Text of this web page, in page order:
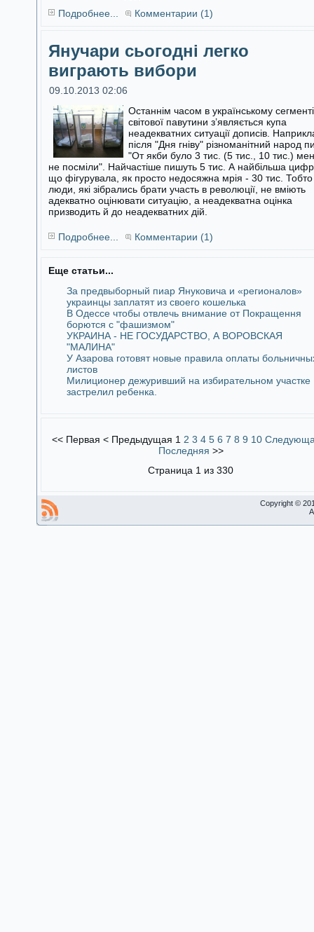
Подробнее...
Комментарии (1)
Янучари сьогодні легко
виграють вибори
09.10.2013 02:06
Останнім часом в українському сегменті
світової павутини з’являється купа
неадекватних ситуації дописів.
після "Дня гніву" різноманітний народ
"От якби було 3 тис. (5 тис., 10 тис.)
не посміли". Найчастіше пишуть 5 тис. А найбільша
що фігурувала, як просто недосяжна мрія - 30 тис. Тобто
люди, які зібрались брати участь в революції, не вміють
адекватно оцінювати ситуацію, а неадекватна оцінка
призводить й до неадекватних дій.
Подробнее... Комментарии (1)
Еще статьи...
За предвыборный пиар Януковича и «регионалов»
украинцы заплатят из своего кошелька
В Одессе чтобы отвлечь внимание от Покращення
борются с "фашизмом"
УКРАИНА - НЕ ГОСУДАРСТВО, А ВОРОВСКАЯ
"МАЛИНА"
У Азарова готовят новые правила оплаты
листов
Милиционер дежуривший на избирательном участке
застрелил ребенка.
<< Первая < Предыдущая 1 2 3 4 5 6 7 8 9 10
Последняя >>
Страница 1 из 330
Copyright ©